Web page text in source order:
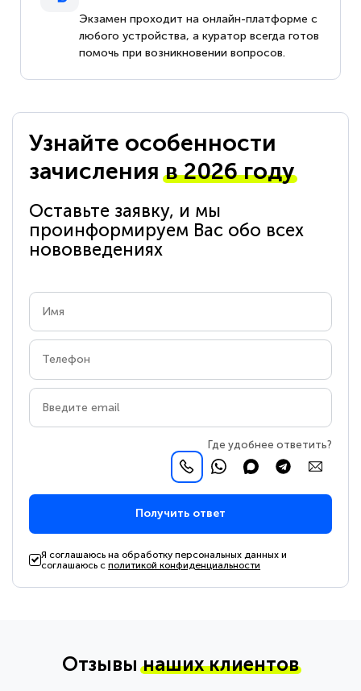
Экзамен проходит на онлайн-платформе с
любого устройства, а куратор всегда готов
помочь при возникновении вопросов.
Узнайте особенности
зачисленияв 2026 году
Оставьте заявку, и мы
проинформируем Вас обо всех
нововведениях
Где удобнее ответить?
Получить ответ
Я соглашаюсь на обработку персональных данных и
соглашаюсь сполитикой конфиденциальности
Отзывынаших клиентов